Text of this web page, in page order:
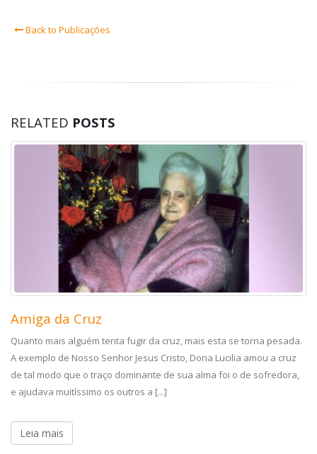
Back to Publicações
RELATED POSTS
Amiga da Cruz
Quanto mais alguém tenta fugir da cruz, mais esta se torna pesada.
A exemplo de Nosso Senhor Jesus Cristo, Dona Lucilia amou a cruz
de tal modo que o traço dominante de sua alma foi o de sofredora,
e ajudava muitíssimo os outros a [...]
Leia mais